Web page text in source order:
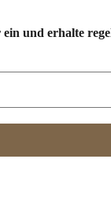
und erhalte